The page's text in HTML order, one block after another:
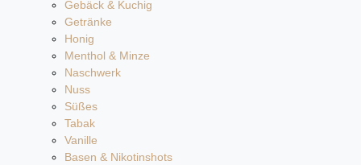
Gebäck & Kuchig
Getränke
Honig
Menthol & Minze
Naschwerk
Nuss
Süßes
Tabak
Vanille
Basen & Nikotinshots